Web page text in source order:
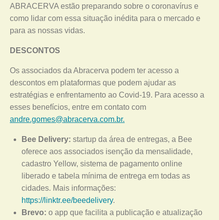
ABRACERVA estão preparando sobre o coronavírus e
como lidar com essa situação inédita para o mercado e
para as nossas vidas.
DESCONTOS
Os associados da Abracerva podem ter acesso a
descontos em plataformas que podem ajudar as
estratégias e enfrentamento ao Covid-19. Para acesso a
esses benefícios, entre em contato com
andre.gomes@abracerva.com.br.
Bee Delivery: startup da área de entregas, a Bee
oferece aos associados isenção da mensalidade,
cadastro Yellow, sistema de pagamento online
liberado e tabela mínima de entrega em todas as
cidades. Mais informações:
https://linktr.ee/beedelivery.
Brevo: o app que facilita a publicação e atualização